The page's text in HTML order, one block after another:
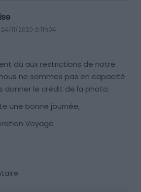
11/2020 à 11h04
dû aux restrictions de notre
ne sommes pas en capacité
donner le crédit de la photo.
une bonne journée,
Voyage